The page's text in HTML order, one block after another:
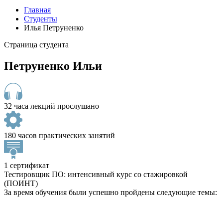
Главная
Студенты
Илья Петруненко
Страница студента
Петруненко Ильи
32 часа лекций прослушано
180 часов практических занятий
1 сертификат
Тестировщик ПО: интенсивный курс со стажировкой
(ПОИНТ)
За время обучения были успешно пройдены следующие темы: